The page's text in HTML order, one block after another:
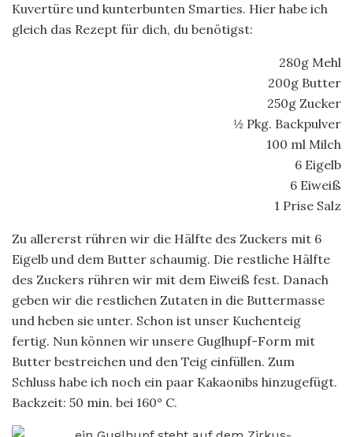
Kuvertüre und kunterbunten Smarties. Hier habe ich
gleich das Rezept für dich, du benötigst:
280g Mehl
200g Butter
250g Zucker
½ Pkg. Backpulver
100 ml Milch
6 Eigelb
6 Eiweiß
1 Prise Salz
Zu allererst rühren wir die Hälfte des Zuckers mit 6
Eigelb und dem Butter schaumig. Die restliche Hälfte
des Zuckers rühren wir mit dem Eiweiß fest. Danach
geben wir die restlichen Zutaten in die Buttermasse
und heben sie unter. Schon ist unser Kuchenteig
fertig. Nun können wir unsere Guglhupf-Form mit
Butter bestreichen und den Teig einfüllen. Zum
Schluss habe ich noch ein paar Kakaonibs hinzugefügt.
Backzeit: 50 min. bei 160° C.